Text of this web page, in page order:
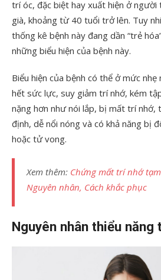
trí óc, đặc biệt hay xuất hiện ở người
già, khoảng từ 40 tuổi trở lên. Tuy
thống kê bệnh này đang dần “trẻ
những biểu hiện của bệnh này.
Biểu hiện của bệnh có thể ở mức
hết sức lực, suy giảm trí nhớ, kém
nặng hơn như nói lắp, bị mất trí nhớ,
định, dễ nổi nóng và có khả năng bị
hoặc tử vong.
Xem thêm: Chứng mất trí nhớ
Nguyên nhân, Cách khắc phục
Nguyên nhân thiểu năng